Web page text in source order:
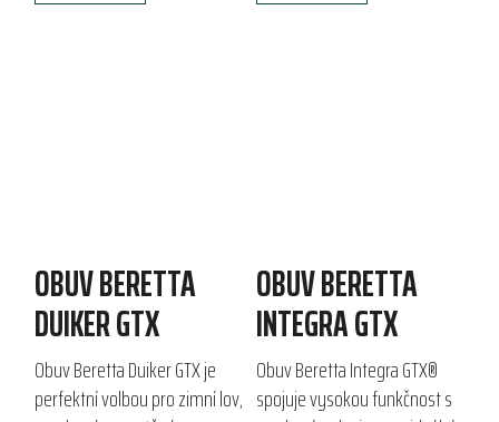
OBUV BERETTA
DUIKER GTX
Obuv Beretta Duiker GTX je
perfektní volbou pro zimní lov,
OBUV BERETTA
INTEGRA GTX
Obuv Beretta Integra GTX®
spojuje vysokou funkčnost s